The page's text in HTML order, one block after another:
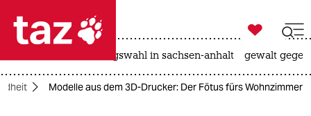
 taz zahl ich
taz zahl ich

taz zahl ich
landtagswahl in sachsen-anhalt gewalt
Modelle aus dem 3D-Drucker: Der Fötus fürs Wohnzimmer